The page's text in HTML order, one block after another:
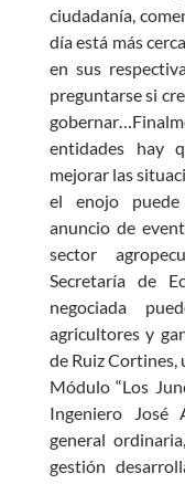
ciudadanía,
día está más
en sus
preguntarse si
entidades hay
mejorar las
el enojo
anuncio de
sector
Secretaría de
negociada
agricultores y
de Ruiz Cortines,
Módulo “Los
Ingeniero José
general
gestión